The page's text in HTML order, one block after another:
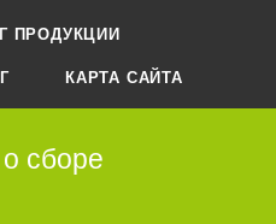
ПРОДУКЦИИ
КАРТА САЙТА
ЗАКАЗАТЬ ЗВОНОК
сборе